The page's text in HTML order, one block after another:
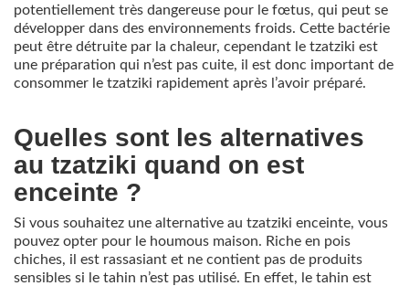
potentiellement très dangereuse pour le fœtus, qui peut se
développer dans des environnements froids. Cette bactérie
peut être détruite par la chaleur, cependant le tzatziki est
une préparation qui n’est pas cuite, il est donc important de
consommer le tzatziki rapidement après l’avoir préparé.
Quelles sont les alternatives
au tzatziki quand on est
enceinte ?
Si vous souhaitez une alternative au tzatziki enceinte, vous
pouvez opter pour le houmous maison. Riche en pois
chiches, il est rassasiant et ne contient pas de produits
sensibles si le tahin n’est pas utilisé. En effet, le tahin est